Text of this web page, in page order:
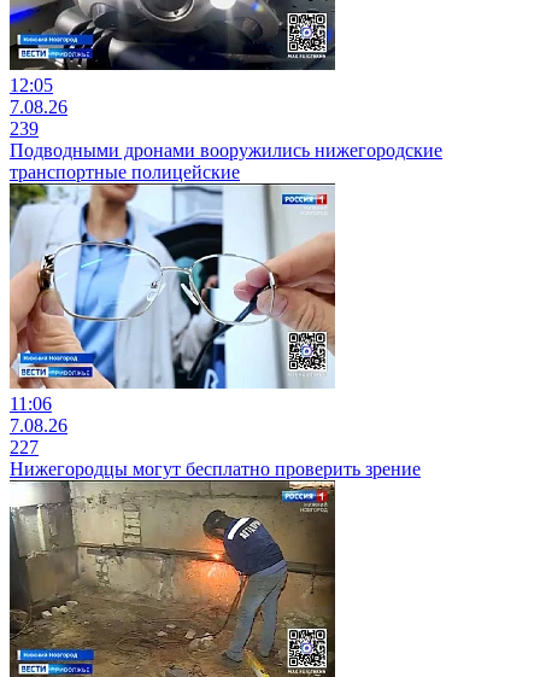
12:05
7.08.26
239
Подводными дронами вооружились нижегородские
транспортные полицейские
11:06
7.08.26
227
Нижегородцы могут бесплатно проверить зрение